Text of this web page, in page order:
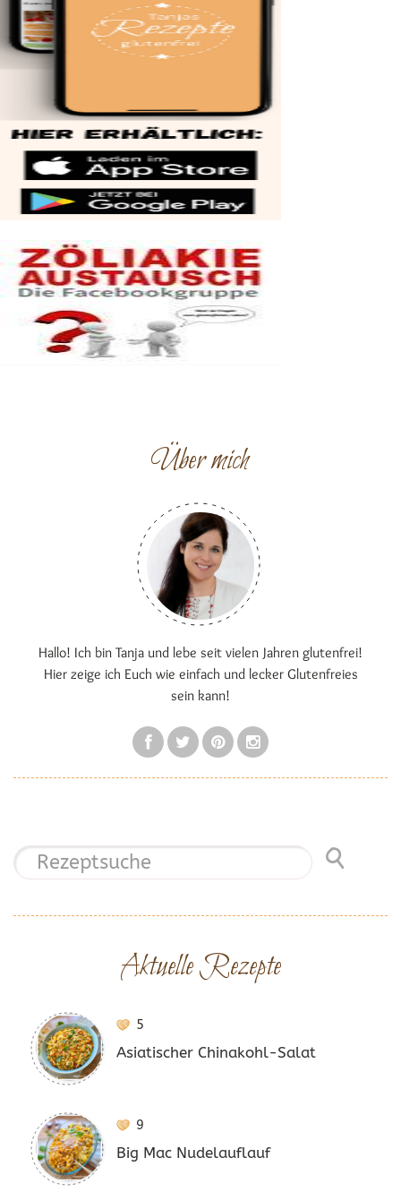
Über mich
Hallo! Ich bin Tanja und lebe seit vielen Jahren glutenfrei!
Hier zeige ich Euch wie einfach und lecker Glutenfreies
sein kann!
Aktuelle Rezepte
5
Asiatischer Chinakohl-Salat
9
Big Mac Nudelauflauf